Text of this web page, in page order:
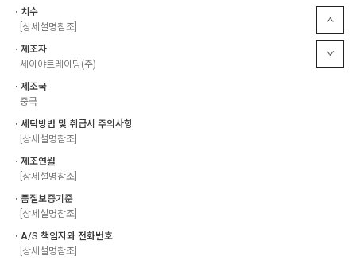
ㆍ치수
[상세설명참조]
ㆍ제조자
세이야트레이딩(주)
ㆍ제조국
중국
ㆍ세탁방법 및 취급시 주의사항
[상세설명참조]
ㆍ제조연월
[상세설명참조]
ㆍ품질보증기준
[상세설명참조]
ㆍA/S 책임자와 전화번호
[상세설명참조]